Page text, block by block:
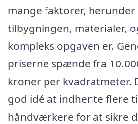
mange faktorer, herunder
tilbygningen, materialer,
kompleks opgaven er.
priserne spænde fra
kroner per kvadratmeter.
god idé at indhente flere
håndværkere for at sikre